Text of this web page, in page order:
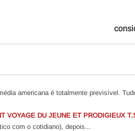
americana é totalmente previsível.
VOYAGE DU JEUNE ET PRODIGIEUX
com o cotidiano), depois...